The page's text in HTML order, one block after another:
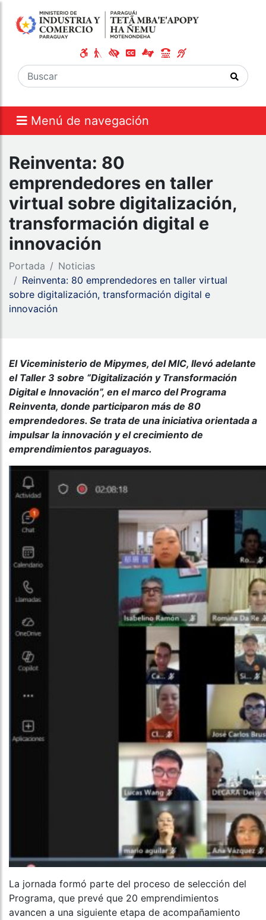
Menú de navegación
Reinventa: 80
emprendedores en taller
virtual sobre digitalización,
transformación digital e
innovación
Portada
Noticias
Reinventa: 80 emprendedores en taller virtual
sobre digitalización, transformación digital e
innovación
El Viceministerio de Mipymes, del MIC, llevó adelante
el Taller 3 sobre “Digitalización y Transformación
Digital e Innovación”, en el marco del Programa
Reinventa, donde participaron más de 80
emprendedores. Se trata de una iniciativa orientada a
impulsar la innovación y el crecimiento de
emprendimientos paraguayos.
La jornada formó parte del proceso de selección del
Programa, que prevé que 20 emprendimientos
avancen a una siguiente etapa de acompañamiento